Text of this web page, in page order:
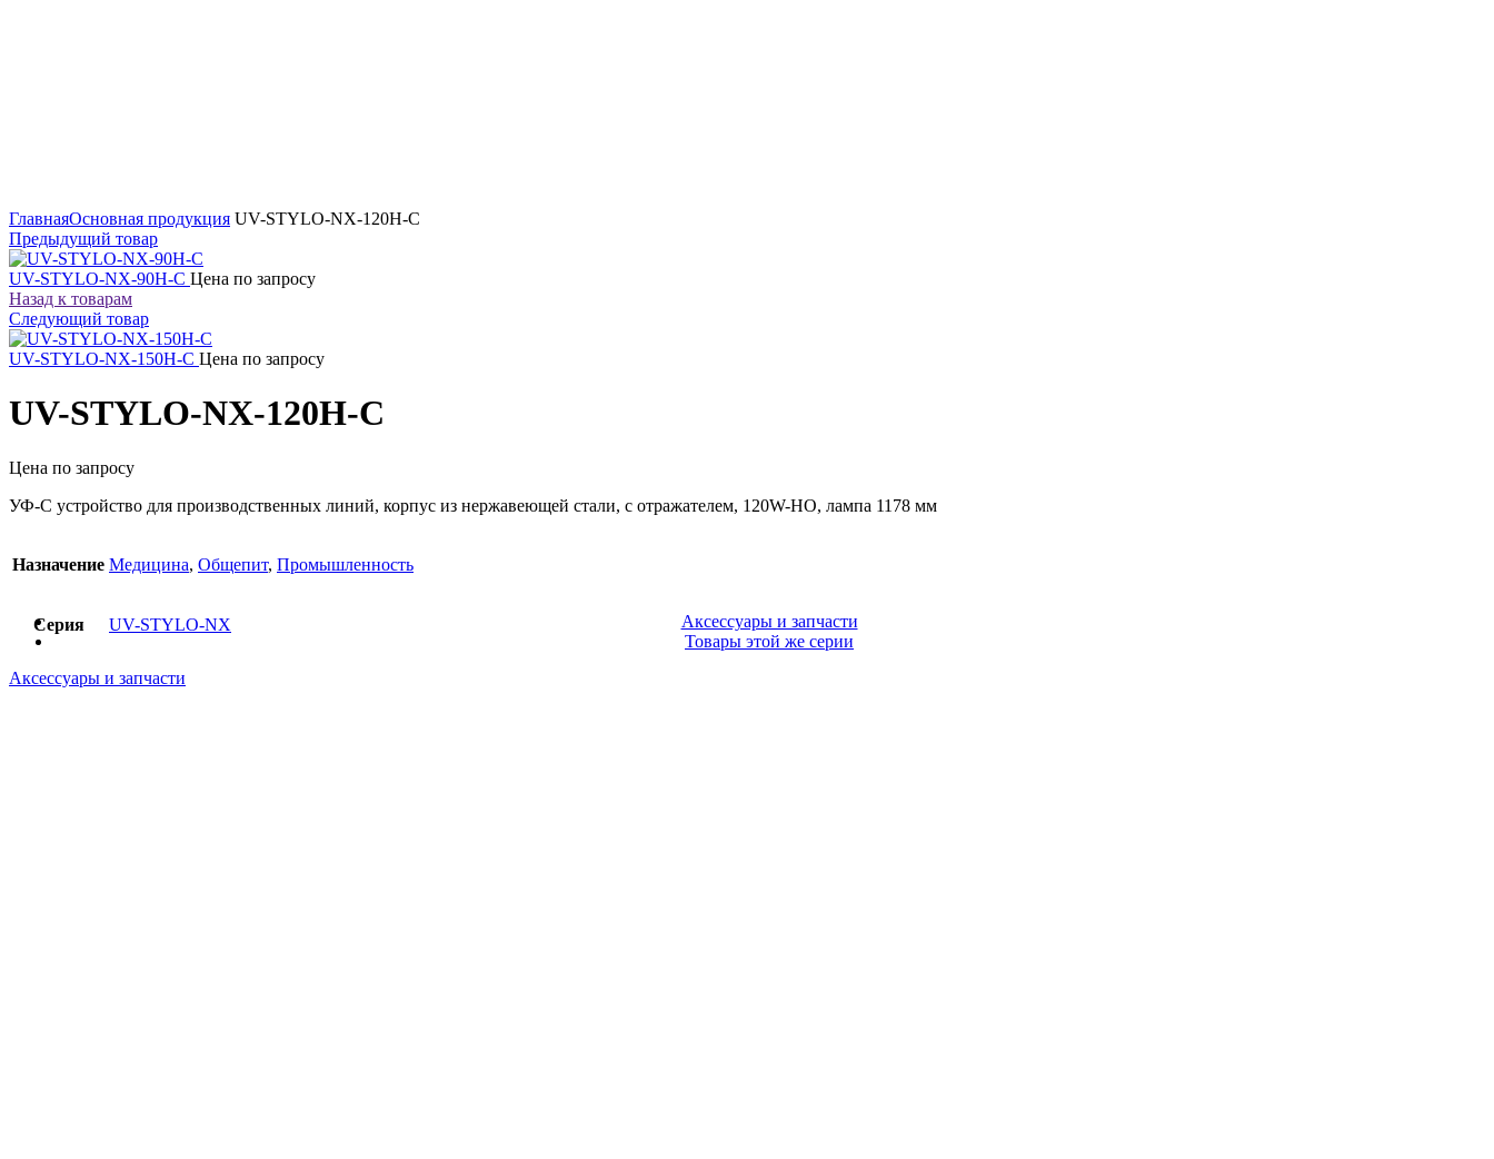
ГлавнаяОсновная продукция UV-STYLO-NX-120H-C
Предыдущий товар
UV-STYLO-NX-90H-C Цена по запросу
Назад к товарам
Следующий товар
UV-STYLO-NX-150H-C Цена по запросу
UV-STYLO-NX-120H-C
Цена по запросу
УФ-С устройство для производственных линий, корпус из нержавеющей стали, с отражателем, 120W-HO, лампа 1178 мм
Назначение Медицина, Общепит, Промышленность
Серия UV-STYLO-NX
Аксессуары и запчасти
Товары этой же серии
Аксессуары и запчасти